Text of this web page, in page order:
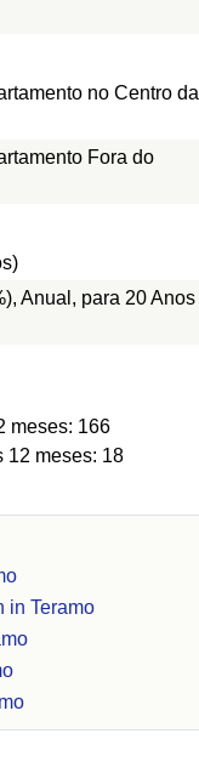
no Centro da
Fora do
Anual, para 20 Anos
meses: 166
12 meses: 18
in Teramo